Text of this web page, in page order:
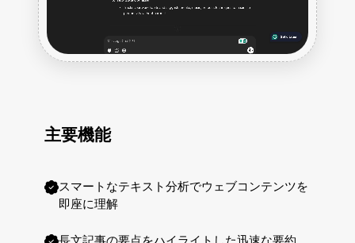
主要機能
スマートなテキスト分析でウェブコンテンツを
即座に理解